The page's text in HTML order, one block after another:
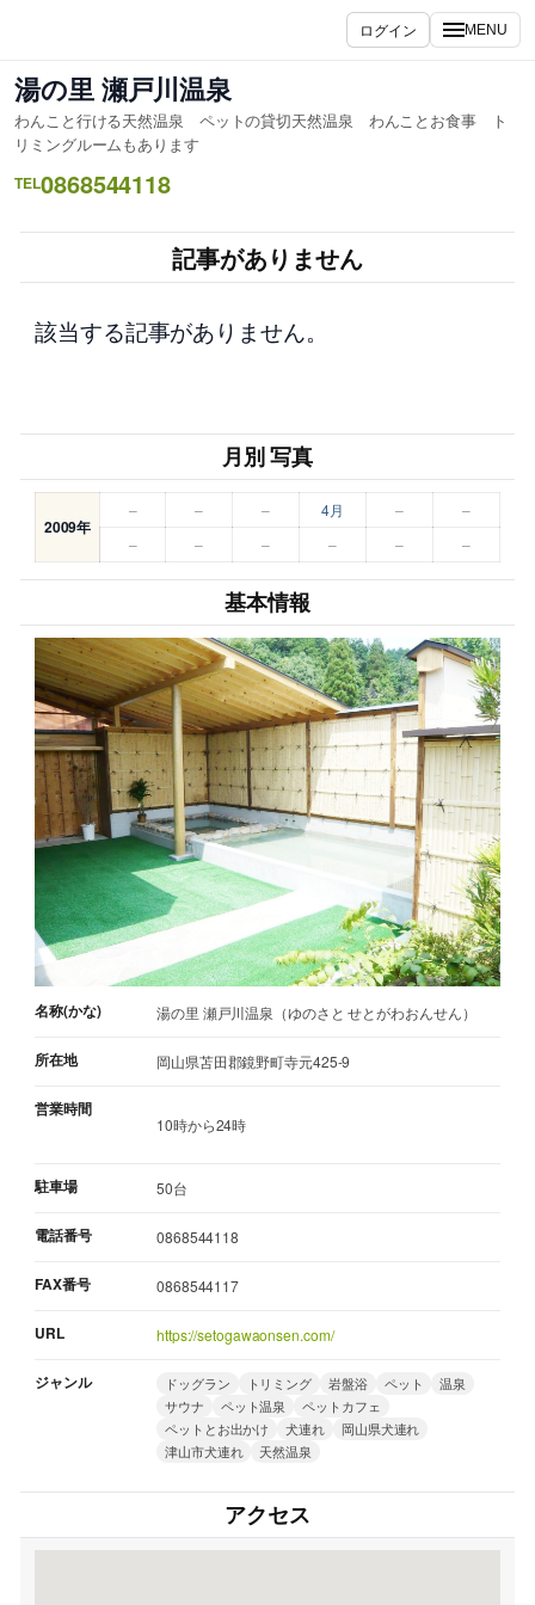
を
ス
キ
ッ
プ
ログイン MENU
湯の里 瀬戸川温泉
わんこと行ける天然温泉 ペットの貸切天然温泉 わんことお食事 ト
リミングルームもあります
TEL0868544118
記事がありません
該当する記事がありません。
月別 写真
2009年
– – – 4月 –
–
–
– – – – –
基本情報
名称(かな) 湯の里 瀬戸川温泉（ゆのさと せとがわおんせん）
所在地 岡山県苫田郡鏡野町寺元425-9
営業時間
10時から24時
駐車場 50台
電話番号 0868544118
FAX番号 0868544117
URL https://setogawaonsen.com/
ジャンル ドッグラン トリミング 岩盤浴 ペット
温泉
サウナ
ペット温泉
ペットカフェ
ペットとお出かけ
犬連れ
岡山県犬連れ
津山市犬連れ
天然温泉
アクセス